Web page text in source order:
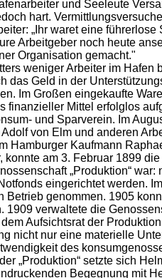
und Seeleute
hart.
„Ihr waret eine
Arbeitgeber noch heute
Organisation gemacht."
weniger Arbeiter im
das Geld in der
Im Großen eingekaufte
finanzieller Mittel erfolglos
und Sparverein. Im
von Elm und anderen
Hamburger Kaufmann
am 3. Februar 1899
„Produktion“
eingerichtet werden.
Betrieb genommen. 1905
1909 verwaltete die
Aufsichtsrat der
nicht nur eine materielle
des
„Produktion“ setzte sich
Begegnung mit